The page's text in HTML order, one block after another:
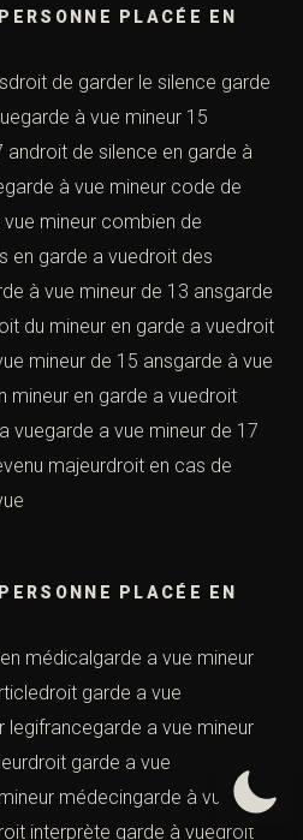
PLACÉE EN
de garder le silence garde
à vue mineur 15
androit de silence en garde à
à vue mineur code de
mineur combien de
en garde a vuedroit des
à vue mineur de 13 ansgarde
du mineur en garde a vuedroit
mineur de 15 ansgarde à vue
mineur en garde a vuedroit
vuegarde a vue mineur de 17
majeurdroit en cas de
PLACÉE EN
médicalgarde a vue mineur
garde a vue
legifrancegarde a vue mineur
garde a vue
médecingarde à vue
interprète garde à vuedroit